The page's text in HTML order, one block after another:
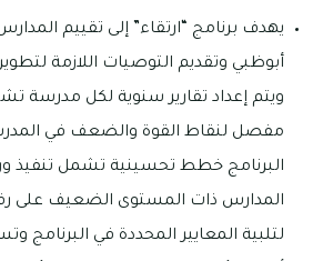
يهدف برنامج “ارتقاء” إلى تقييم
أبوظبي وتقديم التوصيات اللازمة
ويتم إعداد تقارير سنوية لكل مدرسة
مفصل لنقاط القوة والضعف في
البرنامج خطط تحسينية تشمل
المدارس ذات المستوى الضعيف على
لتلبية المعايير المحددة في البرنامج